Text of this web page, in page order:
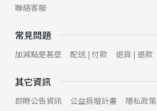
聯絡客服
常見問題
加減點是甚麼 配送 | 付款 退貨 | 退款
其它資訊
即時公告資訊 公益捐贈計畫 隱私政策